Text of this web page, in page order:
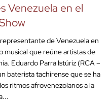
Venezuela en el
de Venezuela en
musical que reúne artistas de
Eduardo Parra Istúriz (RCA –
baterista tachirense que se ha
ritmos afrovenezolanos a la